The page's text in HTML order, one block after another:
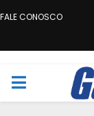
FALE CONOSCO
M